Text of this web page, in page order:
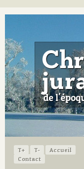
T+ T-
Accueil
Contact